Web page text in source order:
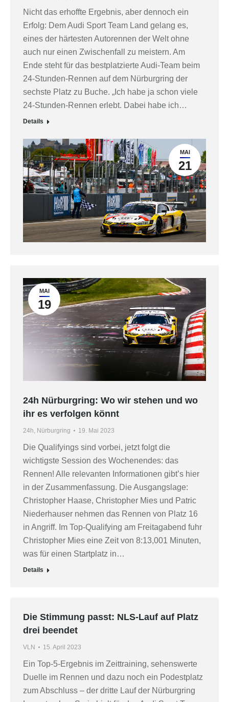
Nicht das erhoffte Ergebnis, aber dennoch ein
Erfolg: Dem Audi Sport Team Land gelang es,
eines der härtesten Autorennen der Welt ohne
auch nur einen Zwischenfall zu meistern. Am
Ende steht für das bestplatzierte Audi-Team beim
24-Stunden-Rennen auf dem Nürburgring der
sechste Platz zu Buche. „Ich habe ja schon viele
24-Stunden-Rennen erlebt. Dabei habe ich…
Details
MAI
21
MAI
19
24h Nürburgring: Wo wir stehen und wo
ihr es verfolgen könnt
24h, Nürburgring 19. Mai 2023
Die Qualifyings sind vorbei, jetzt folgt die
wichtigste Session des Wochenendes: das
Rennen! Alle relevanten Informationen gibt’s hier
in der Zusammenfassung. Die Ausgangslage:
Christopher Haase, Christopher Mies und Patric
Niederhauser nehmen das Rennen von Platz 16
in Angriff. Im Top-Qualifying am Freitagabend fuhr
Christopher Mies eine Zeit von 8:13,001 Minuten,
was für einen Startplatz in…
Details
Die Stimmung passt: NLS-Lauf auf Platz
drei beendet
VLN 15. April 2023
Ein Top-5-Ergebnis im Zeittraining, sehenswerte
Duelle im Rennen und dazu noch ein Podestplatz
zum Abschluss – der dritte Lauf der Nürburgring